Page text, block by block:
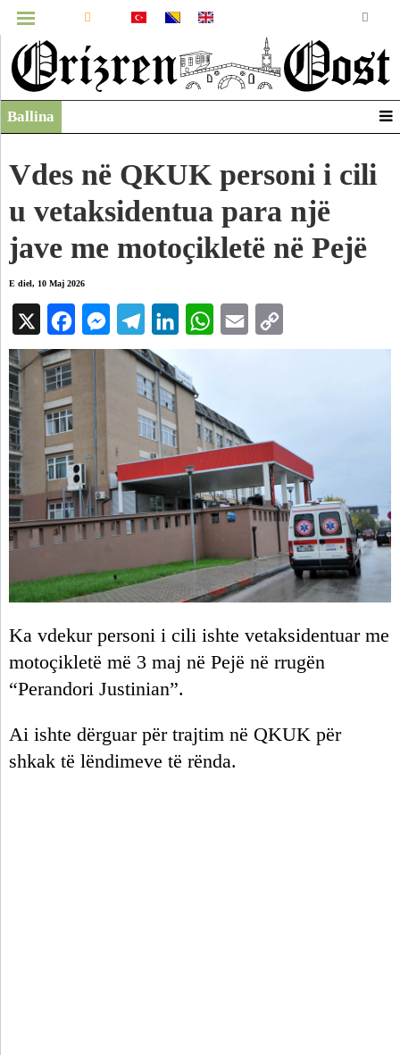
MENUJA
Infografikë
Ballina
Vdes në QKUK personi i cili
u vetaksidentua para një
jave me motoçikletë në Pejë
E diel, 10 Maj 2026
Facebook Messenger Telegram LinkedIn
Ka vdekur personi i cili ishte vetaksidentuar me
motoçikletë më 3 maj në Pejë në rrugën
“Perandori Justinian”.
Ai ishte dërguar për trajtim në QKUK për
shkak të lëndimeve të rënda.